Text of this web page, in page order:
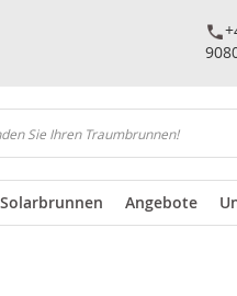
Solarbrunnen Angebote